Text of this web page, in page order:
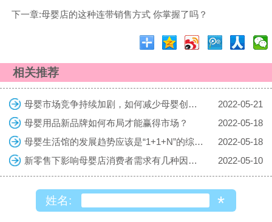
下一章:母婴店的这种连带销售方式 你掌握了吗？
相关推荐
母婴市场竞争持续加剧，如何减少母婴创业的风险
2022-05-21
母婴用品新品牌如何布局才能赢得市场？
2022-05-18
母婴生活馆的发展趋势应该是“1+1+N”的综合体
2022-05-18
新零售下影响母婴店消费者需求有几种因素？
2022-05-10
姓名: *